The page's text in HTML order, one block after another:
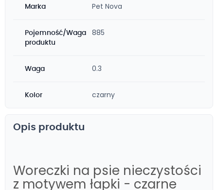
Marka Pet Nova
Pojemność/Waga
produktu
885
Waga 0.3
Kolor czarny
Opis produktu
Woreczki na psie nieczystości
z motywem łapki - czarne